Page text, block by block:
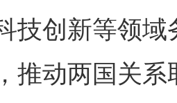
技创新等领
推动两国关